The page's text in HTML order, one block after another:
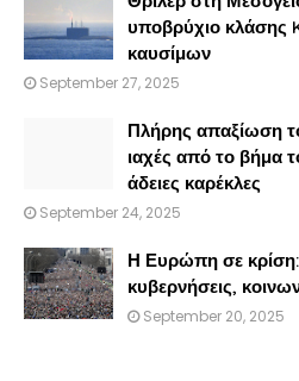
υποβρύχιο κλάσης
καυσίμων
September 27, 2025
Πλήρης απαξίωση
ιαχές από το βήμα
άδειες καρέκλες
September 24, 2025
Η Ευρώπη σε
κυβερνήσεις,
September 20, 2025